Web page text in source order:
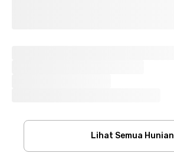
Lihat Semua Hunian